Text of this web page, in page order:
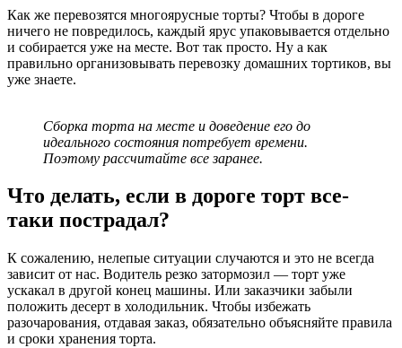
Как же перевозятся многоярусные торты? Чтобы в дороге
ничего не повредилось, каждый ярус упаковывается отдельно
и собирается уже на месте. Вот так просто. Ну а как
правильно организовывать перевозку домашних тортиков, вы
уже знаете.
Сборка торта на месте и доведение его до
идеального состояния потребует времени.
Поэтому рассчитайте все заранее.
Что делать, если в дороге торт все-
таки пострадал?
К сожалению, нелепые ситуации случаются и это не всегда
зависит от нас. Водитель резко затормозил — торт уже
ускакал в другой конец машины. Или заказчики забыли
положить десерт в холодильник. Чтобы избежать
разочарования, отдавая заказ, обязательно объясняйте правила
и сроки хранения торта.